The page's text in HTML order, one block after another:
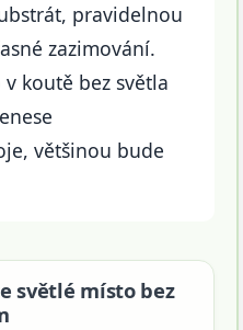
pravidelnou
zazimování.
koutě bez světla
většinou bude
světlé místo bez